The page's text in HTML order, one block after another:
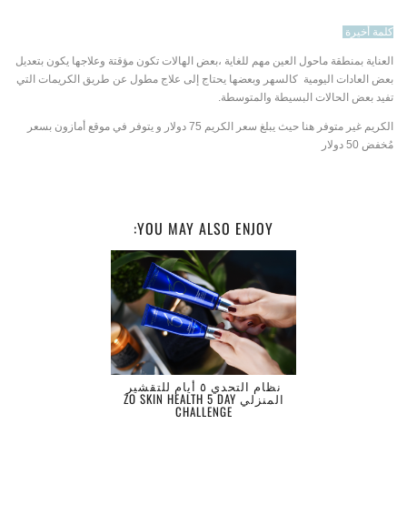
كلمة أخيرة
العناية بمنطقة ماحول العين مهم للغاية ،بعض الهالات تكون مؤقتة وعلاجها يكون بتعديل
بعض العادات اليومية كالسهر وبعضها يحتاج إلى علاج مطول عن طريق الكريمات التي
تفيد بعض الحالات البسيطة والمتوسطة.
الكريم غير متوفر هنا حيث يبلغ سعر الكريم 75 دولار و يتوفر في موقع أمازون بسعر
مُخفض 50 دولار
YOU MAY ALSO ENJOY:
نظام التحدي ٥ أيام للتقشير
المنزلي ZO SKIN HEALTH 5 DAY
CHALLENGE